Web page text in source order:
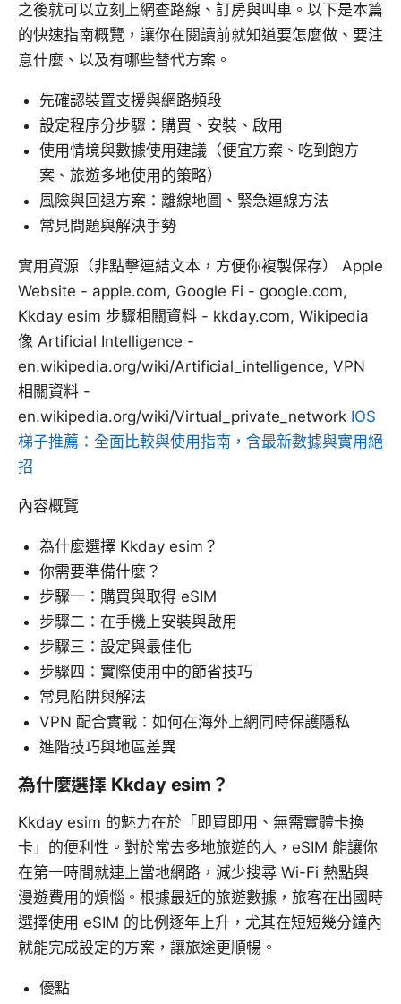
之後就可以立刻上網查路線、訂房與叫車。以下是本篇
的快速指南概覽，讓你在閱讀前就知道要怎麼做、要注
意什麼、以及有哪些替代方案。
先確認裝置支援與網路頻段
設定程序分步驟：購買、安裝、啟用
使用情境與數據使用建議（便宜方案、吃到飽方
案、旅遊多地使用的策略）
風險與回退方案：離線地圖、緊急連線方法
常見問題與解決手勢
實用資源（非點擊連結文本，方便你複製保存） Apple
Website - apple.com, Google Fi - google.com,
Kkday esim 步驟相關資料 - kkday.com, Wikipedia
像 Artificial Intelligence -
en.wikipedia.org/wiki/Artificial_intelligence, VPN
相關資料 -
en.wikipedia.org/wiki/Virtual_private_network IOS
梯子推薦：全面比較與使用指南，含最新數據與實用絕
招
內容概覽
為什麼選擇 Kkday esim？
你需要準備什麼？
步驟一：購買與取得 eSIM
步驟二：在手機上安裝與啟用
步驟三：設定與最佳化
步驟四：實際使用中的節省技巧
常見陷阱與解法
VPN 配合實戰：如何在海外上網同時保護隱私
進階技巧與地區差異
為什麼選擇 Kkday esim？
Kkday esim 的魅力在於「即買即用、無需實體卡換
卡」的便利性。對於常去多地旅遊的人，eSIM 能讓你
在第一時間就連上當地網路，減少搜尋 Wi-Fi 熱點與
漫遊費用的煩惱。根據最近的旅遊數據，旅客在出國時
選擇使用 eSIM 的比例逐年上升，尤其在短短幾分鐘內
就能完成設定的方案，讓旅途更順暢。
優點